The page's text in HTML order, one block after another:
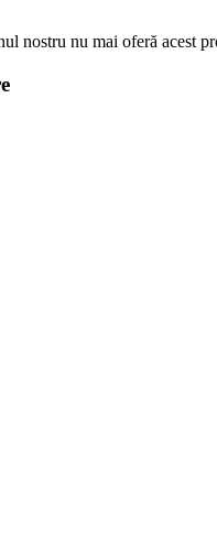
nostru nu mai oferă acest